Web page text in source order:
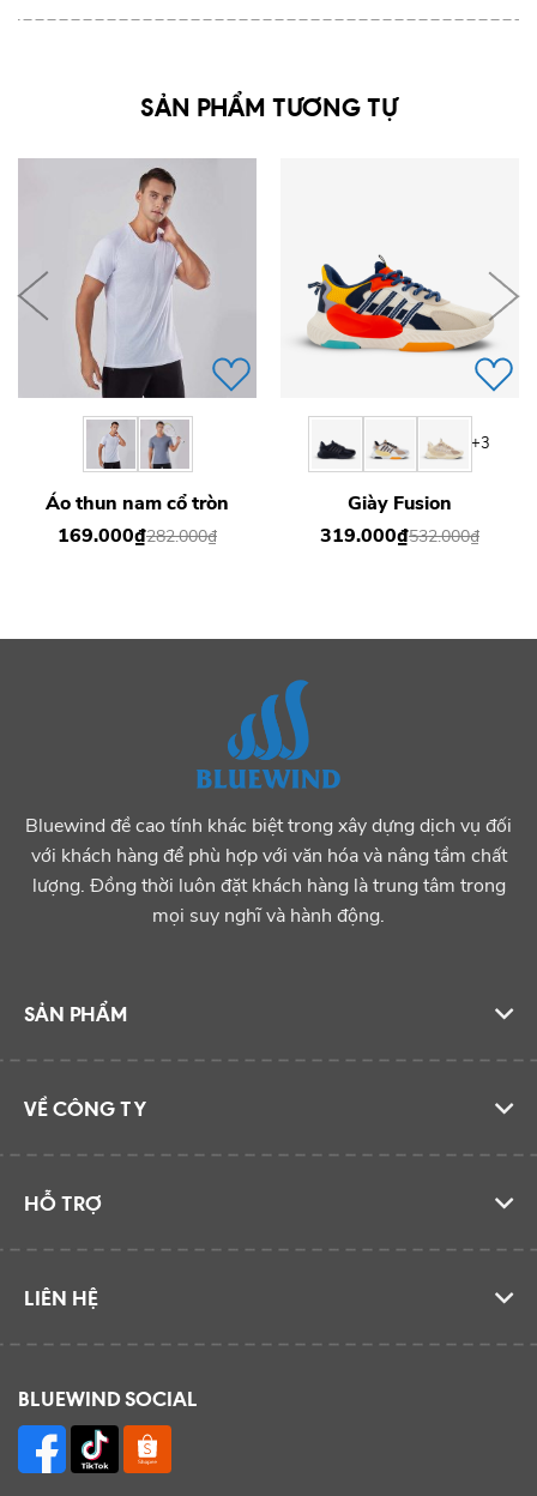
SẢN PHẨM TƯƠNG TỰ
Áo thun nam cổ tròn
169.000₫282.000₫
+3
Giày Fusion
319.000₫532.000₫
Bluewind đề cao tính khác biệt trong xây dựng dịch vụ đối
với khách hàng để phù hợp với văn hóa và nâng tầm chất
lượng. Đồng thời luôn đặt khách hàng là trung tâm trong
mọi suy nghĩ và hành động.
SẢN PHẨM
VỀ CÔNG TY
HỖ TRỢ
LIÊN HỆ
BLUEWIND SOCIAL